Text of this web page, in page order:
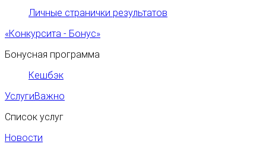
Личные странички результатов
«Конкурсита - Бонус»
Бонусная программа
Кешбэк
УслугиВажно
Список услуг
Новости